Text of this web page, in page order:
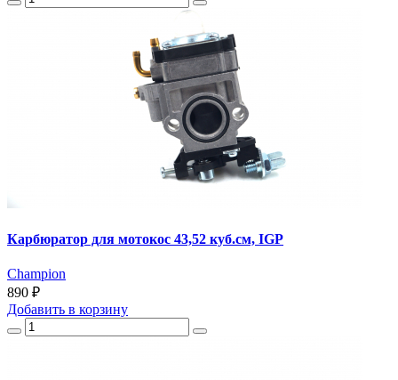
Карбюратор для мотокос 43,52 куб.см, IGP
Champion
890 ₽
Добавить в корзину